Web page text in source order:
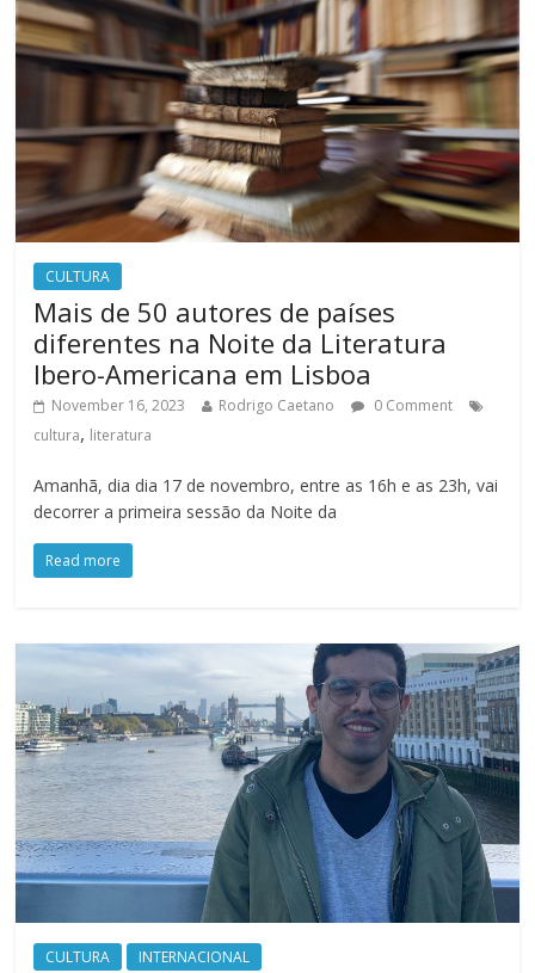
CULTURA
Mais de 50 autores de países
diferentes na Noite da Literatura
Ibero-Americana em Lisboa
November 16, 2023 Rodrigo Caetano
0 Comment
cultura, literatura
Amanhã, dia dia 17 de novembro, entre as 16h e as 23h, vai
decorrer a primeira sessão da Noite da
Read more
CULTURA INTERNACIONAL